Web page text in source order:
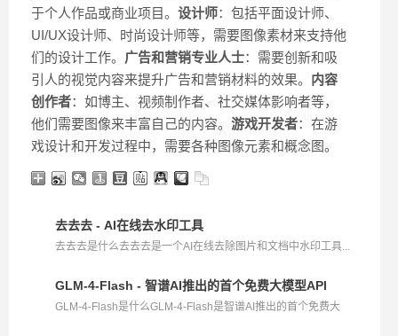
于个人作品或商业项目。 设计师：包括平面设计师、
UI/UX设计师、时尚设计师等，需要图像素材来支持他
们的设计工作。 广告和营销专业人士：需要创新和吸
引人的视觉内容来提升广告和营销材料的效果。 内容
创作者：如博主、视频制作者、社交媒体影响者等，
他们需要图像来丰富自己的内容。 游戏开发者：在游
戏设计和开发过程中，需要各种图像元素和概念图。
去去去 - AI在线去水印工具
去去去是什么去去去是一个AI在线去除图片和文档中水印工具...
GLM-4-Flash - 智谱AI推出的首个免费大模型API
GLM-4-Flash是什么GLM-4-Flash是智谱AI推出的首个免费大